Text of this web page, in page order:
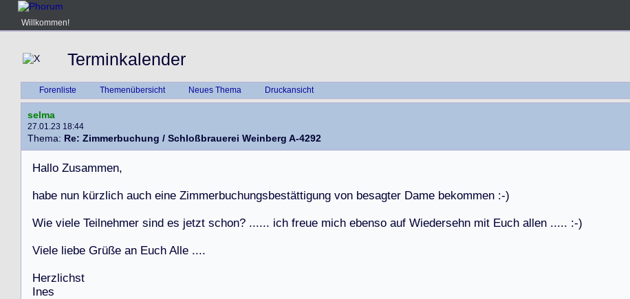
Willkommen!
Terminkalender
Forenliste Themenübersicht Neues Thema Druckansicht
selma
27.01.23 18:44
Thema: Re: Zimmerbuchung / Schloßbrauerei Weinberg A-4292
Hallo Zusammen,
habe nun kürzlich auch eine Zimmerbuchungsbestättigung von besagter Dame bekommen :-)
Wie viele Teilnehmer sind es jetzt schon? ...... ich freue mich ebenso auf Wiedersehn mit Euch allen ..... :-)
Viele liebe Grüße an Euch Alle ....
Herzlichst
Ines